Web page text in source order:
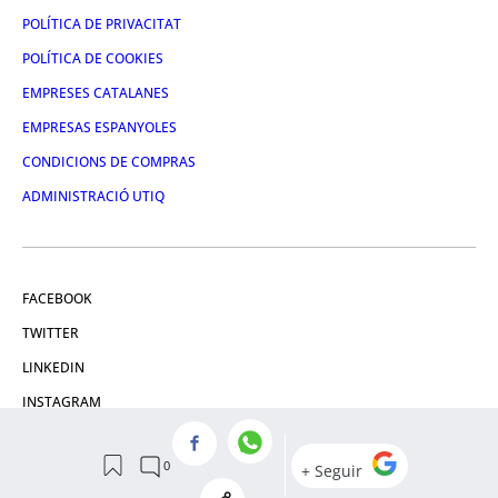
POLÍTICA DE PRIVACITAT
POLÍTICA DE COOKIES
EMPRESES CATALANES
EMPRESAS ESPANYOLES
CONDICIONS DE COMPRAS
ADMINISTRACIÓ UTIQ
FACEBOOK
TWITTER
LINKEDIN
INSTAGRAM